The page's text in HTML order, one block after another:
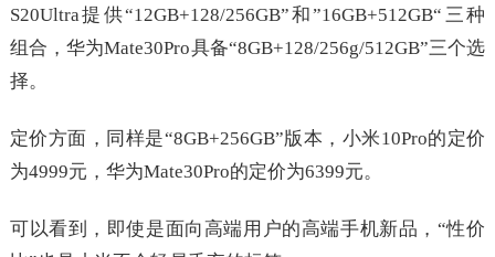
S20Ultra提供“12GB+128/256GB”和”16GB+512GB“三种
组合，华为Mate30Pro具备“8GB+128/256g/512GB”三个选
择。
定价方面，同样是“8GB+256GB”版本，小米10Pro的定价
为4999元，华为Mate30Pro的定价为6399元。
可以看到，即使是面向高端用户的高端手机新品，“性价